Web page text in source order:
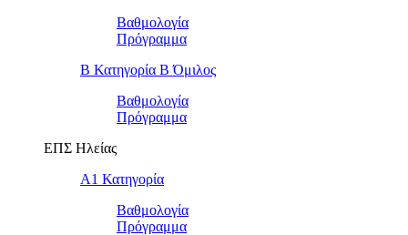
Βαθμολογία
Πρόγραμμα
Β Κατηγορία Β Όμιλος
Βαθμολογία
Πρόγραμμα
ΕΠΣ Ηλείας
Α1 Κατηγορία
Βαθμολογία
Πρόγραμμα